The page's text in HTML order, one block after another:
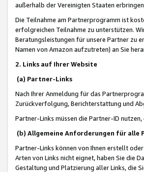
außerhalb der Vereinigten Staaten
Die Teilnahme am Partnerprogramm ist
erfolgreichen Teilnahme zu unterstützen.
Beratungsleistungen für unsere Partner zu
Namen von Amazon aufzutreten) an Sie
2. Links auf Ihrer Website
(a) Partner-Links
Nach Ihrer Anmeldung für das
Zurückverfolgung, Berichterstattung und
Partner-Links müssen die Partner-ID
(b) Allgemeine Anforderungen für alle
Partner-Links können von Ihnen erstellt
Arten von Links nicht eignet, haben Sie die
Gestaltung und Platzierung aller Links, die